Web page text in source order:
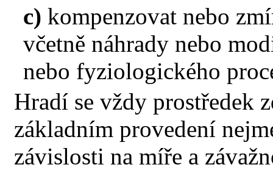
c) kompenzovat nebo
včetně náhrady nebo
nebo fyziologického
Hradí se vždy prostředek
základním provedení
závislosti na míře a